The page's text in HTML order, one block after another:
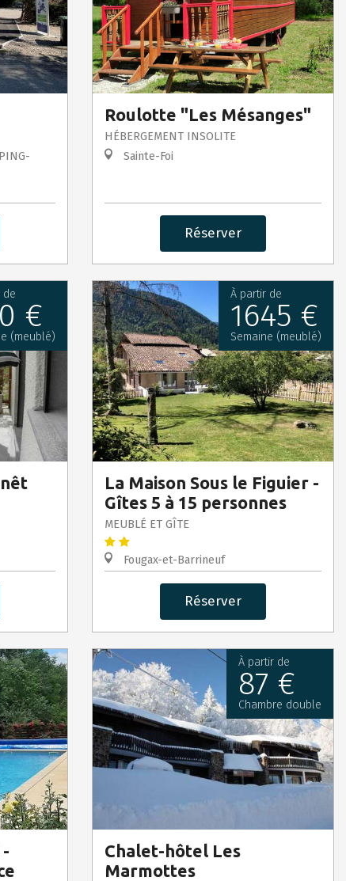
Roulotte "Les Mésanges"
HÉBERGEMENT INSOLITE
Sainte-Foi
Réserver
de
€
(meublé)
À partir de
1645 €
Semaine (meublé)
La Maison Sous le Figuier -
Gîtes 5 à 15 personnes
MEUBLÉ ET GÎTE
Fougax-et-Barrineuf
Réserver
À partir de
87 €
Chambre double
Chalet-hôtel Les
Marmottes